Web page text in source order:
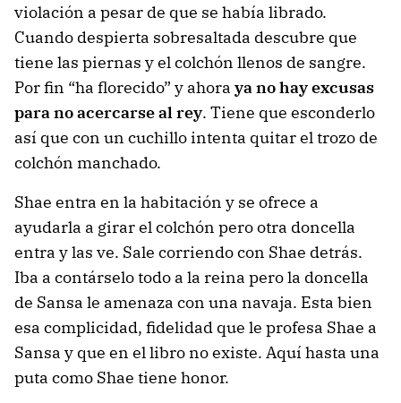
violación a pesar de que se había librado.
Cuando despierta sobresaltada descubre que
tiene las piernas y el colchón llenos de sangre.
Por fin “ha florecido” y ahora ya no hay excusas
para no acercarse al rey. Tiene que esconderlo
así que con un cuchillo intenta quitar el trozo de
colchón manchado.
Shae entra en la habitación y se ofrece a
ayudarla a girar el colchón pero otra doncella
entra y las ve. Sale corriendo con Shae detrás.
Iba a contárselo todo a la reina pero la doncella
de Sansa le amenaza con una navaja. Esta bien
esa complicidad, fidelidad que le profesa Shae a
Sansa y que en el libro no existe. Aquí hasta una
puta como Shae tiene honor.